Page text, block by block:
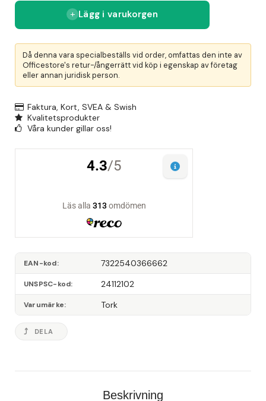
Lägg i varukorgen
Då denna vara specialbeställs vid order, omfattas den inte av
Officestore's retur-/ångerrätt vid köp i egenskap av företag
eller annan juridisk person.
Faktura, Kort, SVEA & Swish
Kvalitetsprodukter
Våra kunder gillar oss!
EAN-kod 7322540366662
UNSPSC-kod 24112102
Varumärke Tork
DELA
Beskrivning